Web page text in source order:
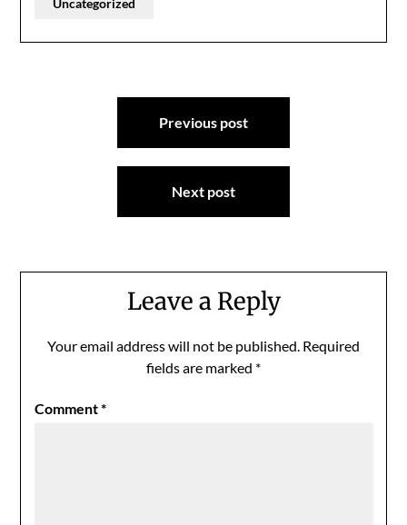
Uncategorized
Previous post
Next post
Leave a Reply
Your email address will not be published. Required
fields are marked *
Comment*